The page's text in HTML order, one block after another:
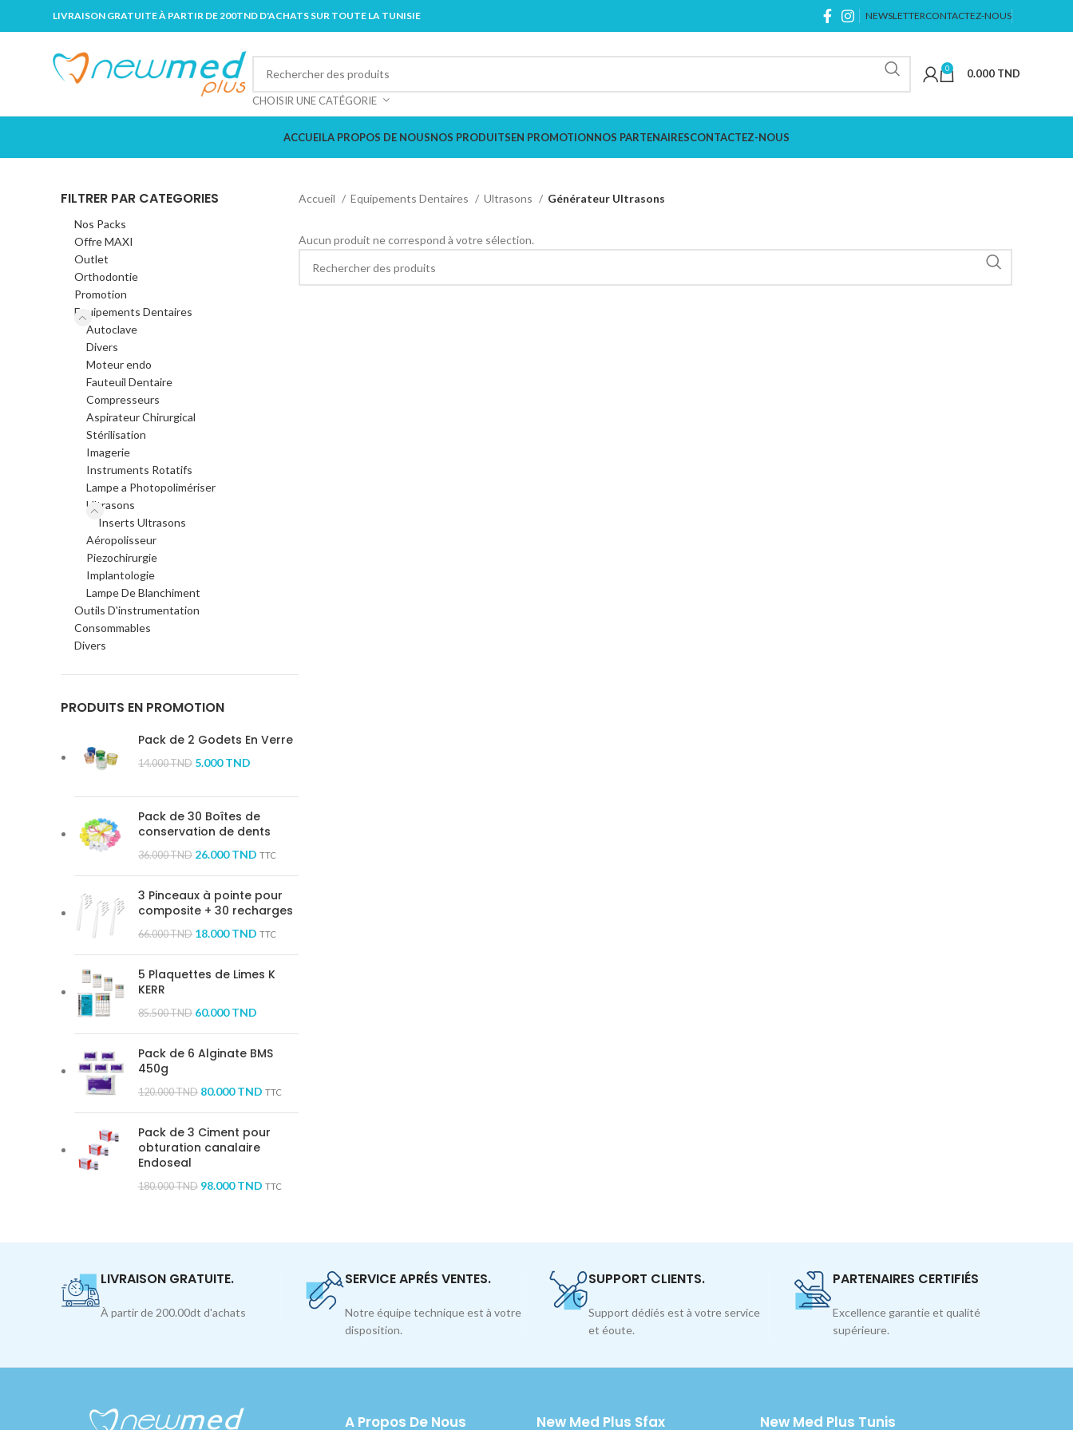
LIVRAISON GRATUITE À PARTIR DE 200TND D'ACHATS SUR TOUTE LA TUNISIE NEWSLETTERCONTACTEZ-NOUS
CHOISIR UNE CATÉGORIE
0 0.000 TND
ACCUEILA PROPOS DE NOUSNOS PRODUITSEN PROMOTIONNOS PARTENAIRESCONTACTEZ-NOUS
FILTRER PAR CATEGORIES
Nos Packs
Offre MAXI
Outlet
Orthodontie
Promotion
Equipements Dentaires
Autoclave
Divers
Moteur endo
Fauteuil Dentaire
Compresseurs
Aspirateur Chirurgical
Stérilisation
Imagerie
Instruments Rotatifs
Lampe a Photopolimériser
Ultrasons
Inserts Ultrasons
Aéropolisseur
Piezochirurgie
Implantologie
Lampe De Blanchiment
Outils D'instrumentation
Consommables
Divers
PRODUITS EN PROMOTION
Pack de 2 Godets En Verre
14.000TND 5.000TND
Pack de 30 Boîtes de
conservation de dents
36.000TND 26.000TND TTC
3 Pinceaux à pointe pour
composite + 30 recharges
66.000TND 18.000TND TTC
5 Plaquettes de Limes K
KERR
85.500TND 60.000TND
Pack de 6 Alginate BMS
450g
120.000TND 80.000TND TTC
Pack de 3 Ciment pour
obturation canalaire
Endoseal
180.000TND 98.000TND TTC
Accueil Equipements Dentaires Ultrasons Générateur Ultrasons
Aucun produit ne correspond à votre sélection.
LIVRAISON GRATUITE.
À partir de 200.00dt d'achats
SERVICE APRÉS VENTES.
Notre équipe technique est à votre
disposition.
SUPPORT CLIENTS.
Support dédiés est à votre service
et éoute.
PARTENAIRES CERTIFIÉS
Excellence garantie et qualité
supérieure.
A Propos De Nous New Med Plus Sfax New Med Plus Tunis